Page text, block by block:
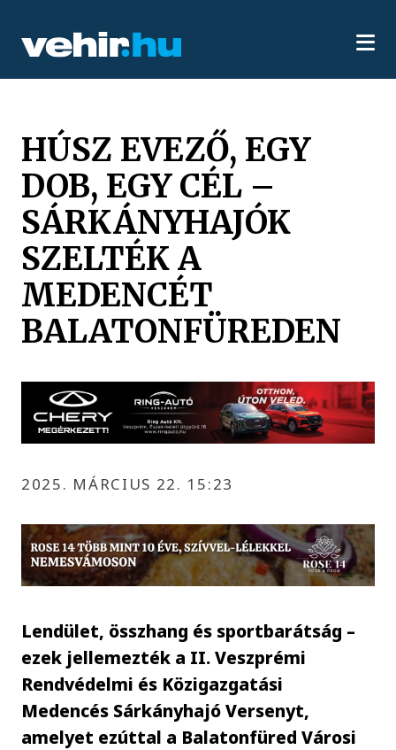
HÚSZ EVEZŐ, EGY
DOB, EGY CÉL –
SÁRKÁNYHAJÓK
SZELTÉK A
MEDENCÉT
BALATONFÜREDEN
2025. MÁRCIUS 22. 15:23
Lendület, összhang és sportbarátság –
ezek jellemezték a II. Veszprémi
Rendvédelmi és Közigazgatási
Medencés Sárkányhajó Versenyt,
amelyet ezúttal a Balatonfüred Városi